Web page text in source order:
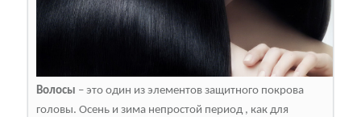
Волосы – это один из элементов защитного покрова
головы. Осень и зима непростой период , как для